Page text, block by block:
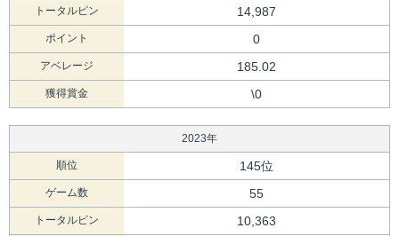
トータルピン 14,987
ポイント 0
アベレージ 185.02
獲得賞金 \0
2023年
順位 145位
ゲーム数 55
トータルピン 10,363